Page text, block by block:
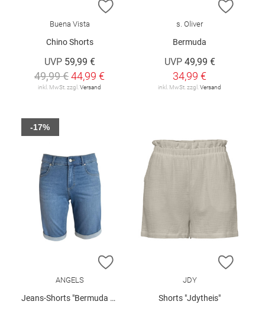
ZUR WUNSCHLISTE HINZUFÜGEN
Buena Vista
Chino Shorts
UVP 59,99 €
49,99 €44,99 €
inkl. MwSt. zzgl. Versand
ZUR
s. Oliver
Bermuda
UVP 49,99 €
34,99 €
inkl. MwSt. zzgl. Versand
ZUR WUNSCHLISTE HINZUFÜGEN
ANGELS
Jeans-Shorts "Bermuda Turn Up"
-17%
ZUR
JDY
Shorts "Jdytheis"